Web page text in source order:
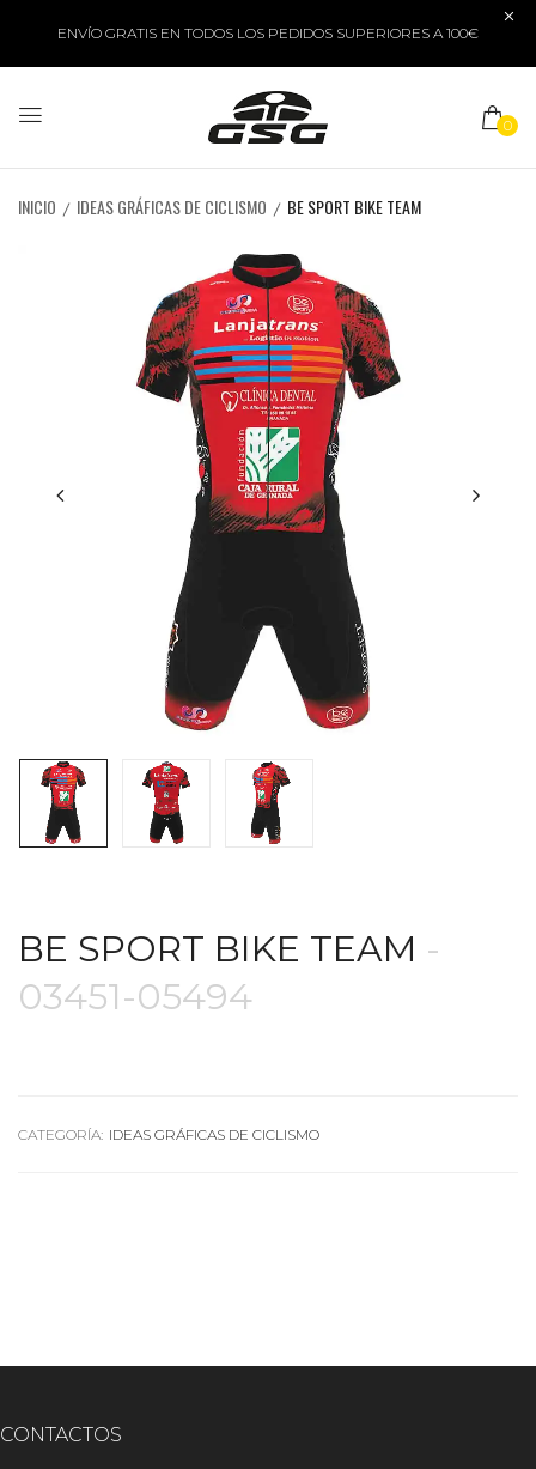
ENVÍO GRATIS EN TODOS LOS PEDIDOS SUPERIORES A 100€
0
INICIO IDEAS GRÁFICAS DE CICLISMO BE SPORT BIKE TEAM
BE SPORT BIKE TEAM -
03451-05494
CATEGORÍA: IDEAS GRÁFICAS DE CICLISMO
CONTACTOS